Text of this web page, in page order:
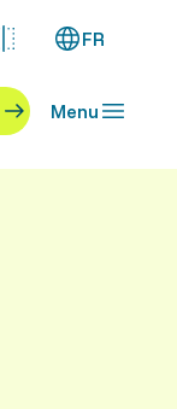
FR
Menu